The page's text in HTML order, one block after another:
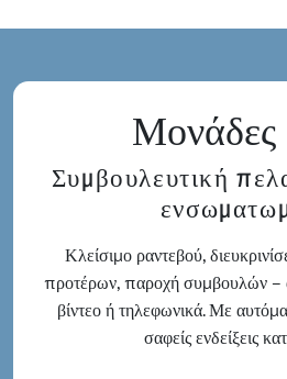
Μονάδες
Συμβουλευτική
Κλείσιμο ραντεβού,
προτέρων, παροχή συμβουλών
βίντεο ή τηλεφωνικά. Με
σαφείς ενδείξεις